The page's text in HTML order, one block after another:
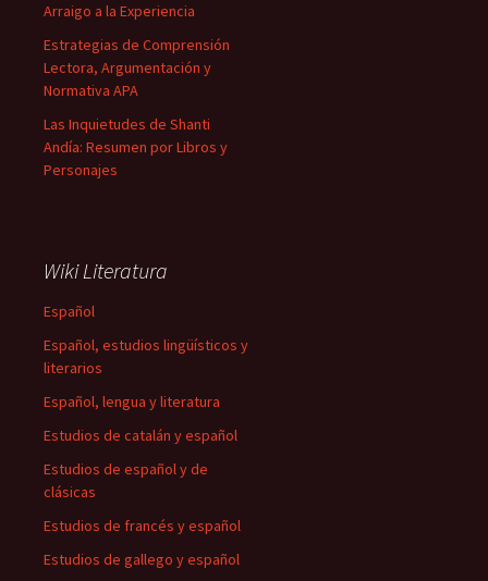
Arraigo a la Experiencia
Estrategias de Comprensión
Lectora, Argumentación y
Normativa APA
Las Inquietudes de Shanti
Andía: Resumen por Libros y
Personajes
Wiki Literatura
Español
Español, estudios lingüísticos y
literarios
Español, lengua y literatura
Estudios de catalán y español
Estudios de español y de
clásicas
Estudios de francés y español
Estudios de gallego y español